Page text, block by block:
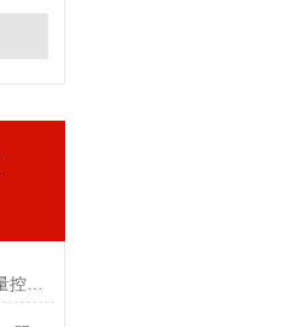
口罩颗粒过滤测试仪在生产线质量控制与研发筛选中的实战价值